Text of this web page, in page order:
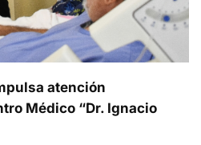
atención
Médico “Dr. Ignacio